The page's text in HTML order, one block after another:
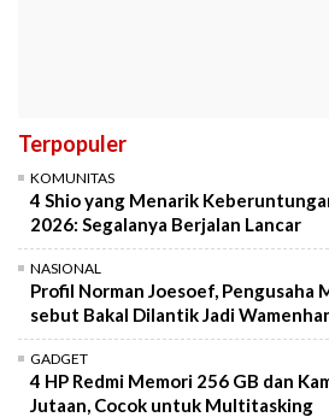
Terpopuler
KOMUNITAS
4 Shio yang Menarik
2026: Segalanya Berjalan Lancar
NASIONAL
Profil Norman Joesoef, Pengusaha
sebut Bakal Dilantik Jadi
GADGET
4 HP Redmi Memori 256 GB dan
Jutaan, Cocok untuk Multitasking